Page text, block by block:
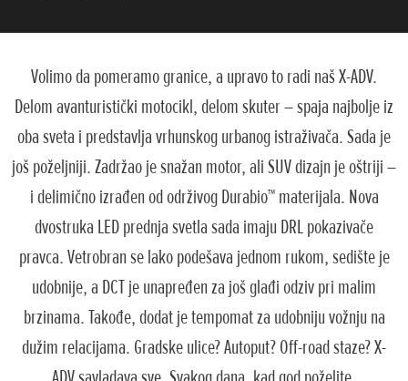
Volimo da pomeramo granice, a upravo to radi naš X-ADV.
Delom avanturistički motocikl, delom skuter – spaja najbolje iz
oba sveta i predstavlja vrhunskog urbanog istraživača. Sada je
još poželjniji. Zadržao je snažan motor, ali SUV dizajn je oštriji –
i delimično izrađen od održivog Durabio™ materijala. Nova
dvostruka LED prednja svetla sada imaju DRL pokazivače
pravca. Vetrobran se lako podešava jednom rukom, sedište je
udobnije, a DCT je unapređen za još glađi odziv pri malim
brzinama. Takođe, dodat je tempomat za udobniju vožnju na
dužim relacijama. Gradske ulice? Autoput? Off-road staze? X-